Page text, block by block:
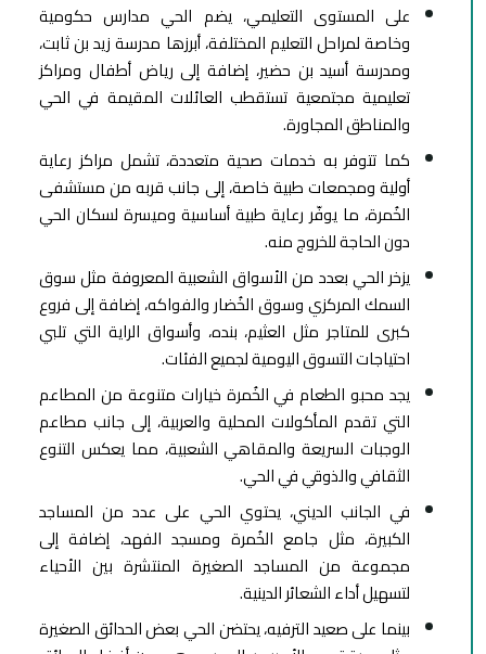
على المستوى التعليمي، يضم الحي مدارس حكومية
وخاصة لمراحل التعليم المختلفة، أبرزها مدرسة زيد بن ثابت،
ومدرسة أسيد بن حضير، إضافة إلى رياض أطفال ومراكز
تعليمية مجتمعية تستقطب العائلات المقيمة في الحي
والمناطق المجاورة.
كما تتوفر به خدمات صحية متعددة، تشمل مراكز رعاية
أولية ومجمعات طبية خاصة، إلى جانب قربه من مستشفى
الخُمرة، ما يوفّر رعاية طبية أساسية وميسرة لسكان الحي
دون الحاجة للخروج منه.
يزخر الحي بعدد من الأسواق الشعبية المعروفة مثل سوق
السمك المركزي وسوق الخُضار والفواكه، إضافة إلى فروع
كبرى للمتاجر مثل العثيم، بنده، وأسواق الراية التي تلبي
احتياجات التسوق اليومية لجميع الفئات.
يجد محبو الطعام في الخُمرة خيارات متنوعة من المطاعم
التي تقدم المأكولات المحلية والعربية، إلى جانب مطاعم
الوجبات السريعة والمقاهي الشعبية، مما يعكس التنوع
الثقافي والذوقي في الحي.
في الجانب الديني، يحتوي الحي على عدد من المساجد
الكبيرة، مثل جامع الخُمرة ومسجد الفهد، إضافة إلى
مجموعة من المساجد الصغيرة المنتشرة بين الأحياء
لتسهيل أداء الشعائر الدينية.
بينما على صعيد الترفيه، يحتضن الحي بعض الحدائق الصغيرة